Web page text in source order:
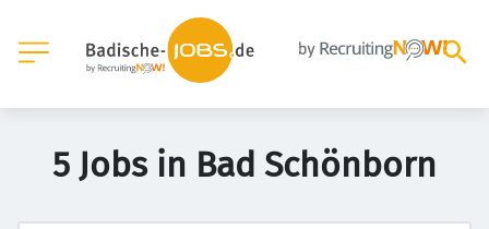
5 Jobs in Bad Schönborn